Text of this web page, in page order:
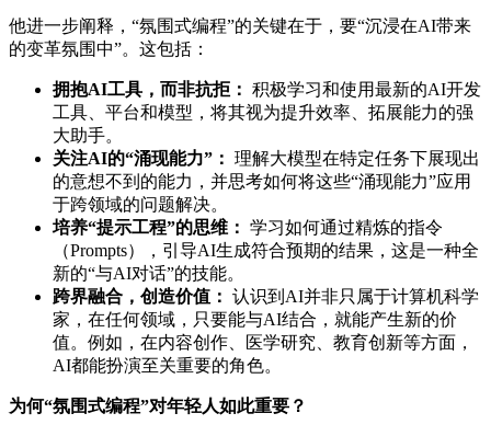
他进一步阐释，“氛围式编程”的关键在于，要“沉浸在AI带来
的变革氛围中”。这包括：
拥抱AI工具，而非抗拒： 积极学习和使用最新的AI开发
工具、平台和模型，将其视为提升效率、拓展能力的强
大助手。
关注AI的“涌现能力”： 理解大模型在特定任务下展现出
的意想不到的能力，并思考如何将这些“涌现能力”应用
于跨领域的问题解决。
培养“提示工程”的思维： 学习如何通过精炼的指令
（Prompts），引导AI生成符合预期的结果，这是一种全
新的“与AI对话”的技能。
跨界融合，创造价值： 认识到AI并非只属于计算机科学
家，在任何领域，只要能与AI结合，就能产生新的价
值。例如，在内容创作、医学研究、教育创新等方面，
AI都能扮演至关重要的角色。
为何“氛围式编程”对年轻人如此重要？